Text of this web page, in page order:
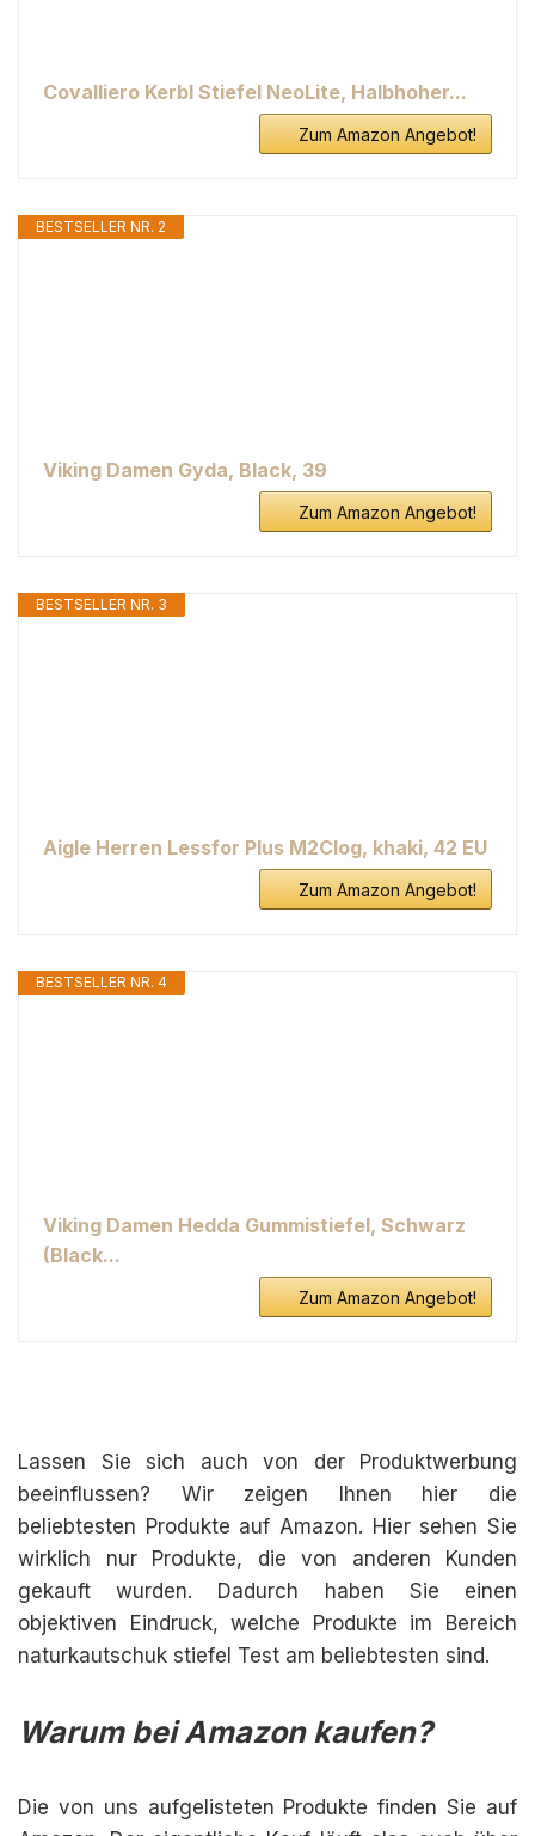
Covalliero Kerbl Stiefel NeoLite, Halbhoher...
Zum Amazon Angebot!
BESTSELLER NR. 2
Viking Damen Gyda, Black, 39
Zum Amazon Angebot!
BESTSELLER NR. 3
Aigle Herren Lessfor Plus M2Clog, khaki, 42 EU
Zum Amazon Angebot!
BESTSELLER NR. 4
Viking Damen Hedda Gummistiefel, Schwarz
(Black...
Zum Amazon Angebot!
Lassen Sie sich auch von der Produktwerbung
beeinflussen? Wir zeigen Ihnen hier die
beliebtesten Produkte auf Amazon. Hier sehen Sie
wirklich nur Produkte, die von anderen Kunden
gekauft wurden. Dadurch haben Sie einen
objektiven Eindruck, welche Produkte im Bereich
naturkautschuk stiefel Test am beliebtesten sind.
Warum bei Amazon kaufen?
Die von uns aufgelisteten Produkte finden Sie auf